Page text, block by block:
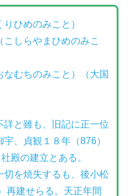
ひめのみこと）
やまひめのみこ
のみこと）（大国
と雖も、旧記に正一位
、貞観１８年（876）
殿の建立とある。
を焼失するも、後小松
再建せらる。天正年間